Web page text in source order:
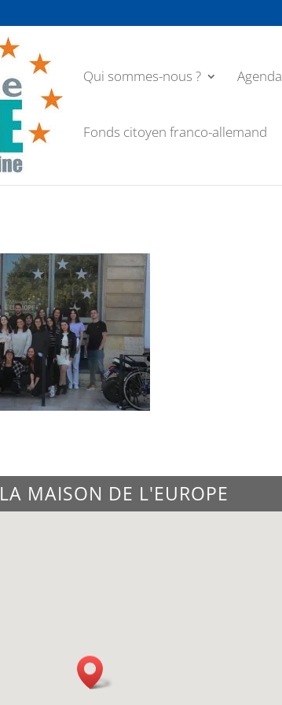
Qui sommes-nous ? Agenda
Fonds citoyen franco-allemand
LA MAISON DE L'EUROPE